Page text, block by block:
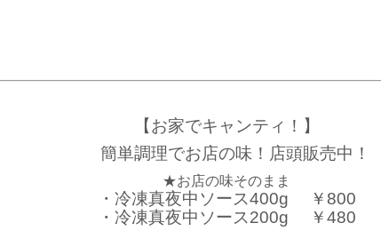
【お家でキャンティ！】
簡単調理でお店の味！店頭販売中！
★お店の味そのまま
・冷凍真夜中ソース400g ￥800
・冷凍真夜中ソース200g ￥480